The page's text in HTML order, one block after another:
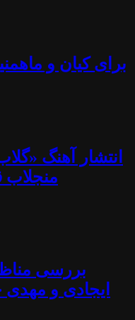
برای کیان و
انتشار آهنگ
بررسی
ایجادی و